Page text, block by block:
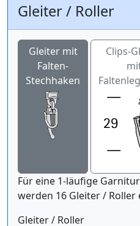
Gleiter / Roller
Gleiter mit
Falten-
Stechhaken
Clips-
Für eine 1-läufige
werden 16 Gleiter / Roller
Gleiter / Roller